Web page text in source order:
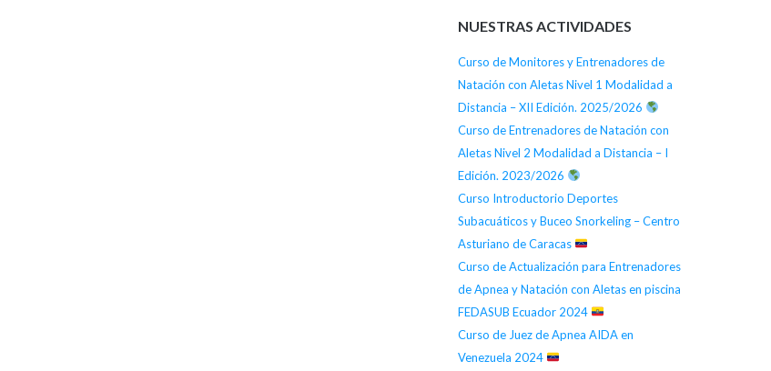
NUESTRAS ACTIVIDADES
Curso de Monitores y Entrenadores de
Natación con Aletas Nivel 1 Modalidad a
Distancia – XII Edición. 2025/2026
Curso de Entrenadores de Natación con
Aletas Nivel 2 Modalidad a Distancia – I
Edición. 2023/2026
Curso Introductorio Deportes
Subacuáticos y Buceo Snorkeling – Centro
Asturiano de Caracas
Curso de Actualización para Entrenadores
de Apnea y Natación con Aletas en piscina
FEDASUB Ecuador 2024
Curso de Juez de Apnea AIDA en
Venezuela 2024